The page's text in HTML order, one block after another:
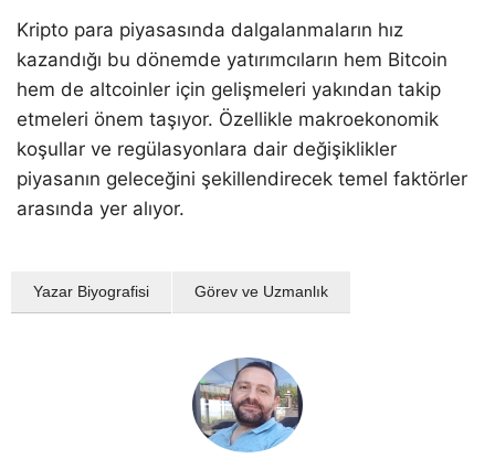
Kripto para piyasasında dalgalanmaların hız
kazandığı bu dönemde yatırımcıların hem Bitcoin
hem de altcoinler için gelişmeleri yakından takip
etmeleri önem taşıyor. Özellikle makroekonomik
koşullar ve regülasyonlara dair değişiklikler
piyasanın geleceğini şekillendirecek temel faktörler
arasında yer alıyor.
Yazar Biyografisi Görev ve Uzmanlık